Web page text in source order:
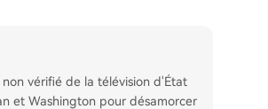
vérifié de la télévision d'État
et Washington pour désamorcer